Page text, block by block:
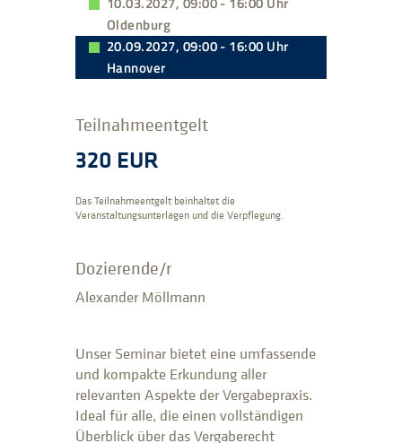
Oldenburg
20.09.2027, 09:00 - 16:00 Uhr
Hannover
Teilnahmeentgelt
320 EUR
Das Teilnahmeentgelt beinhaltet die
Veranstaltungsunterlagen und die Verpflegung.
Unser Seminar bietet eine umfassende
und kompakte Erkundung aller
relevanten Aspekte der Vergabepraxis.
Ideal für alle, die einen vollständigen
Überblick über das Vergaberecht
Dozierende/r
Alexander Möllmann